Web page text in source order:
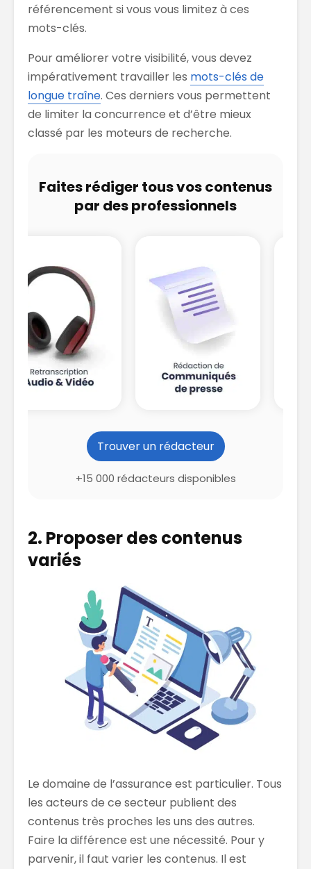
référencement si vous vous limitez à ces
mots-clés.
Pour améliorer votre visibilité, vous devez
impérativement travailler les mots-clés de
longue traîne. Ces derniers vous permettent
de limiter la concurrence et d’être mieux
classé par les moteurs de recherche.
Faites rédiger tous vos contenus
par des professionnels
Trouver un rédacteur
+15 000 rédacteurs disponibles
2. Proposer des contenus
variés
Le domaine de l’assurance est particulier. Tous
les acteurs de ce secteur publient des
contenus très proches les uns des autres.
Faire la différence est une nécessité. Pour y
parvenir, il faut varier les contenus. Il est